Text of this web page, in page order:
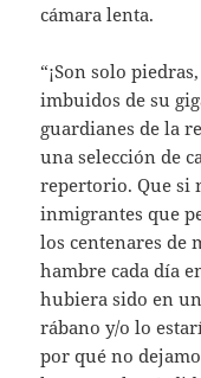
cámara lenta.
“¡Son solo
imbuidos de su
guardianes de la
una selección de
repertorio. Que si
inmigrantes que
los centenares de
hambre cada día
hubiera sido en
rábano y/o lo
por qué no